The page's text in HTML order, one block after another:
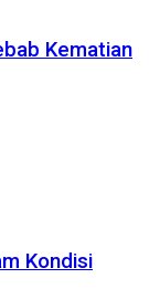
Kematian
Kondisi